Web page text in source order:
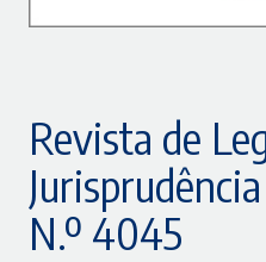
Revista de
N.º 4045